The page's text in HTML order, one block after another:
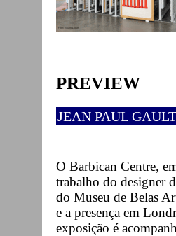
PREVIEW
JEAN PAUL
O Barbican Centre,
trabalho do designer
do Museu de Belas
e a presença em
exposição é